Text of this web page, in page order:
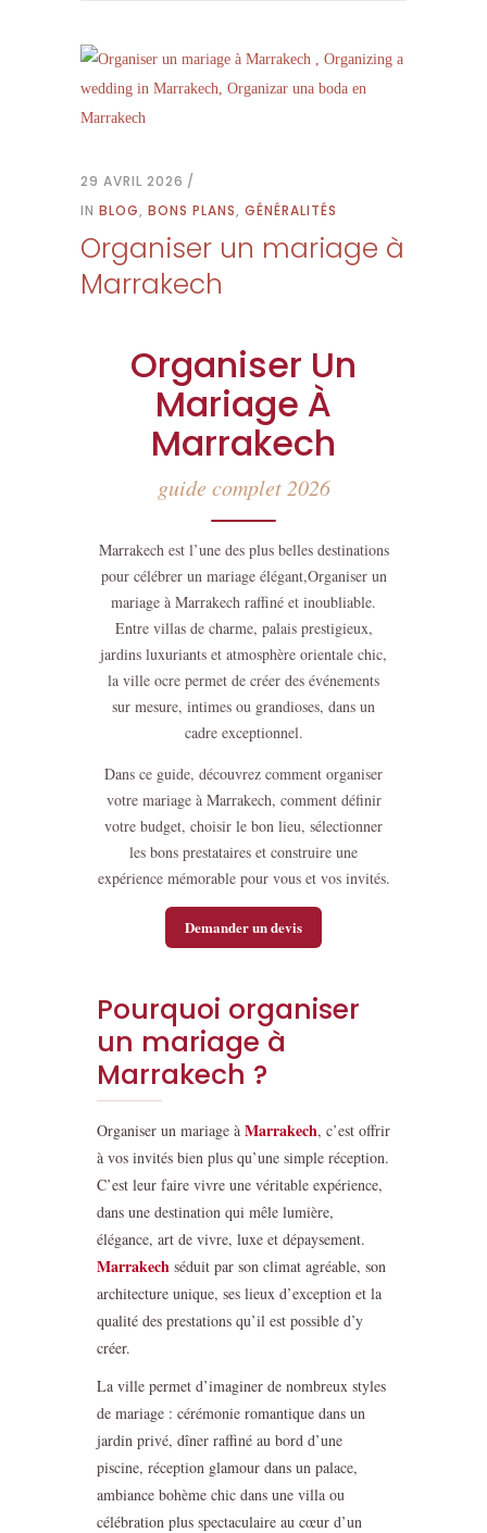
29 AVRIL 2026
IN BLOG, BONS PLANS, GÉNÉRALITÉS
Organiser un mariage à
Marrakech
Organiser Un
Mariage À
Marrakech
guide complet 2026
Marrakech est l’une des plus belles destinations
pour célébrer un mariage élégant,Organiser un
mariage à Marrakech raffiné et inoubliable.
Entre villas de charme, palais prestigieux,
jardins luxuriants et atmosphère orientale chic,
la ville ocre permet de créer des événements
sur mesure, intimes ou grandioses, dans un
cadre exceptionnel.
Dans ce guide, découvrez comment organiser
votre mariage à Marrakech, comment définir
votre budget, choisir le bon lieu, sélectionner
les bons prestataires et construire une
expérience mémorable pour vous et vos invités.
Demander un devis
Pourquoi organiser
un mariage à
Marrakech ?
Organiser un mariage à Marrakech, c’est offrir
à vos invités bien plus qu’une simple réception.
C’est leur faire vivre une véritable expérience,
dans une destination qui mêle lumière,
élégance, art de vivre, luxe et dépaysement.
Marrakech séduit par son climat agréable, son
architecture unique, ses lieux d’exception et la
qualité des prestations qu’il est possible d’y
créer.
La ville permet d’imaginer de nombreux styles
de mariage : cérémonie romantique dans un
jardin privé, dîner raffiné au bord d’une
piscine, réception glamour dans un palace,
ambiance bohème chic dans une villa ou
célébration plus spectaculaire au cœur d’un